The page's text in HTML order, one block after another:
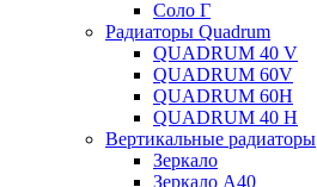
Соло Г
Радиаторы Quadrum
QUADRUM 40 V
QUADRUM 60V
QUADRUM 60H
QUADRUM 40 H
Вертикальные радиаторы
Зеркало
Зеркало А40